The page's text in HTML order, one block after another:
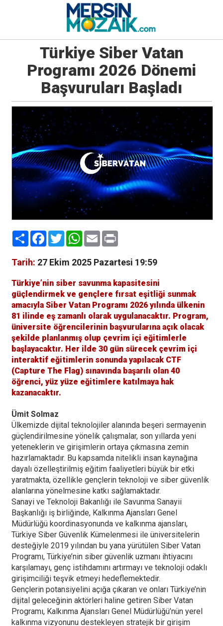
Türkiye Siber Vatan
Programı 2026 Dönemi
Başvuruları Başladı
PaylaşFacebook
TwitterWhatsApp
EmailPrint
Tarih: 27 Ekim 2025 Pazartesi 19:59
Türkiye’nin siber savunma kapasitesini
güçlendirmek ve gençlere fırsat eşitliği sunmak
amacıyla Siber Vatan Programı 2026 yılında ülkenin
81 ilinde eş zamanlı olarak uygulanacaktır. Program,
üniversite öğrencilerinin başvurularına açık olacak
şekilde planlanmış olup çevrim içi eğitimlerle
başlayacaktır. Her ilde 30 gün sürecek çevrim içi
interaktif eğitimlerin sonunda yapılacak CTF
(Capture The Flag) sınavında başarılı olan 40
öğrenci, yüz yüze eğitimlere katılmaya hak
kazanacaktır.
Ümit Solmaz
Ülkemizde dijital teknolojiler alanında beşeri sermayenin
güçlendirilmesine yönelik çalışmalar, son yıllarda yeni
yeteneklerin ve girişimlerin ortaya çıkmasına zemin
hazırlamaktadır. Bu kapsamda nitelikli insan kaynağına
dayalı özelleştirilmiş eğitim faaliyetleri büyük bir etki
yaratmakta, özellikle gençlerin teknoloji ve siber güvenlik
alanlarına yönelmesine katkı sağlamaktadır.
Sanayi ve Teknoloji Bakanlığı ile Savunma Sanayii
Başkanlığı iş birliğinde, Kalkınma Ajansları Genel
Müdürlüğü koordinasyonunda ve kalkınma ajansları,
Türkiye Siber Güvenlik Kümelenmesi ile üniversitelerin
desteğiyle 2019 yılından bu yana yürütülen Siber Vatan
Programı, Türkiye’nin siber güvenlik uzmanı ihtiyacını
karşılamayı, genç istihdamını artırmayı ve teknoloji odaklı
girişimciliği teşvik etmeyi hedeflemektedir.
Gençlerin potansiyelini açığa çıkaran ve onları Türkiye’nin
dijital geleceğinin aktörleri haline getiren Siber Vatan
Programı, Kalkınma Ajansları Genel Müdürlüğü’nün yerel
kalkınma vizyonunu destekleyen stratejik bir girişim